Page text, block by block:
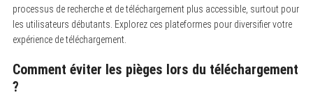
processus de recherche et de téléchargement plus accessible, surtout pour
les utilisateurs débutants. Explorez ces plateformes pour diversifier votre
expérience de téléchargement.
Comment éviter les pièges lors du téléchargement
?